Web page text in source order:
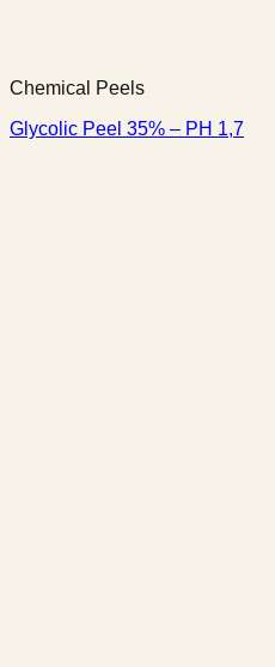
Chemical Peels
Glycolic Peel 35% – PH 1,7